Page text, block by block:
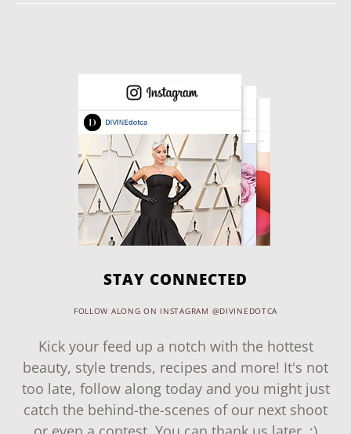
STAY CONNECTED
FOLLOW ALONG ON INSTAGRAM @DIVINEDOTCA
Kick your feed up a notch with the hottest
beauty, style trends, recipes and more! It's not
too late, follow along today and you might just
catch the behind-the-scenes of our next shoot